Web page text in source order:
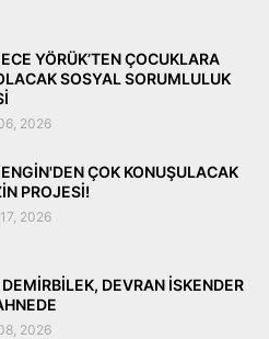
YÖRÜK’TEN ÇOCUKLARA
SOSYAL SORUMLULUK
2026
ÇOK KONUŞULACAK
PROJESİ!
2026
DEVRAN İSKENDER
2026